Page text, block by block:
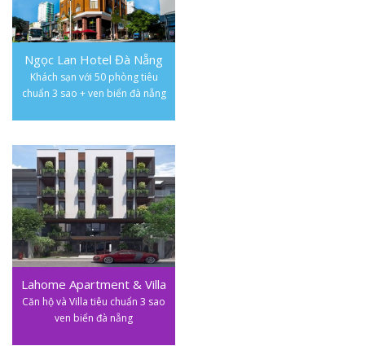
Ngọc Lan Hotel Đà Nẵng
Khách sạn với 50 phòng tiêu
chuẩn 3 sao + ven biển đà nẵng
Lahome Apartment & Villa
Căn hộ và Villa tiêu chuẩn 3 sao
ven biển đà nẵng